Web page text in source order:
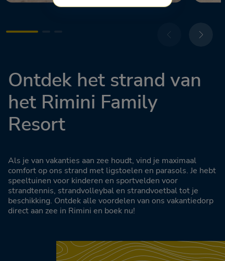
Ontdek het strand van
het Rimini Family
Resort
Als je van vakanties aan zee houdt, vind je maximaal
comfort op ons strand met ligstoelen en parasols. Je hebt
speeltuinen voor kinderen en sportvelden voor
strandtennis, strandvolleybal en strandvoetbal tot je
beschikking. Ontdek alle voordelen van ons vakantiedorp
direct aan zee in Rimini en boek nu!